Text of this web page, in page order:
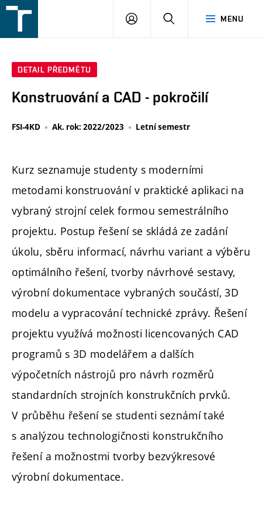
v
MENU
PŘIHLÁŠENÍ
DETAIL PŘEDMĚTU
Konstruování a CAD - pokročilí
FSI-4KD Ak. rok: 2022/2023 Letní semestr
Kurz seznamuje studenty s moderními
metodami konstruování v praktické aplikaci na
vybraný strojní celek formou semestrálního
projektu. Postup řešení se skládá ze zadání
úkolu, sběru informací, návrhu variant a výběru
optimálního řešení, tvorby návrhové sestavy,
výrobní dokumentace vybraných součástí, 3D
modelu a vypracování technické zprávy. Řešení
projektu využívá možnosti licencovaných CAD
programů s 3D modelářem a dalších
výpočetních nástrojů pro návrh rozměrů
standardních strojních konstrukčních prvků.
V průběhu řešení se studenti seznámí také
s analýzou technologičnosti konstrukčního
řešení a možnostmi tvorby bezvýkresové
výrobní dokumentace.